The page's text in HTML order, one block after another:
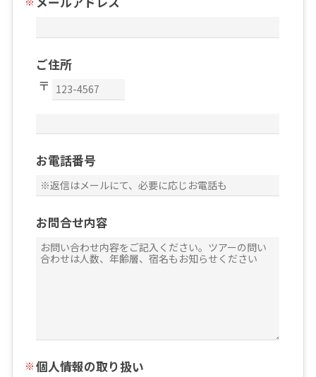
ご住所
お電話番号
お問合せ内容
個人情報の取り扱い